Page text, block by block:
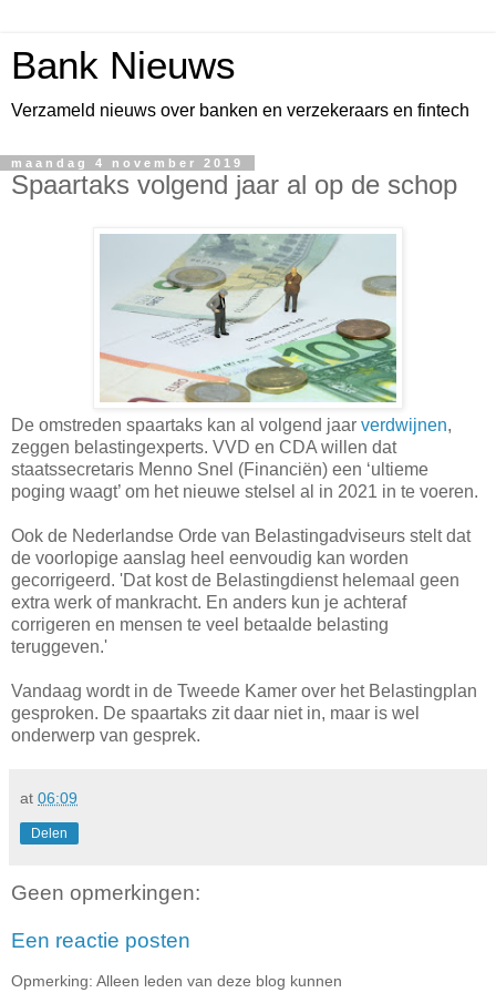
Bank Nieuws
Verzameld nieuws over banken en verzekeraars en fintech
maandag 4 november 2019
Spaartaks volgend jaar al op de schop
De omstreden spaartaks kan al volgend jaar verdwijnen,
zeggen belastingexperts. VVD en CDA willen dat
staatssecretaris Menno Snel (Financiën) een ‘ultieme
poging waagt’ om het nieuwe stelsel al in 2021 in te voeren.
Ook de Nederlandse Orde van Belastingadviseurs stelt dat
de voorlopige aanslag heel eenvoudig kan worden
gecorrigeerd. 'Dat kost de Belastingdienst helemaal geen
extra werk of mankracht. En anders kun je achteraf
corrigeren en mensen te veel betaalde belasting
teruggeven.'
Vandaag wordt in de Tweede Kamer over het Belastingplan
gesproken. De spaartaks zit daar niet in, maar is wel
onderwerp van gesprek.
at 06:09
Delen
Geen opmerkingen:
Een reactie posten
Opmerking: Alleen leden van deze blog kunnen